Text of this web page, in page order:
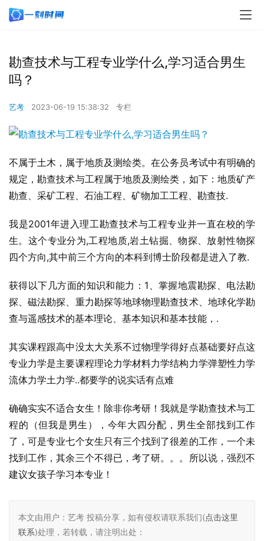
勘查技术与工程专业学什么,学习适合男生
吗？
艺考 2023-06-19 15:38:32 专栏
不属于土木，属于地质及测绘类。在公务员考试中有明确的
规定，勘查技术与工程属于地质及测绘类，如下：地质矿产
勘查、采矿工程、石油工程、矿物加工工程、勘查技.
我是2001年进入理工勘查技术与工程专业并一直在校的学
生。这个专业分为,工程地质,岩土钻掘、物探、放射性物探
四个方向,其中前三个方向的本科到博士阶段都是进入了教.
获得以下几方面的知识和能力：1、掌握地震勘探、电法勘
探、磁法勘探、重力勘探等地球物理勘查技术、地球化学勘
查与遥感技术的基本理论、基本知识和基本技能，.
其实课程跟高中没太大关系不过物理学得好点基础要好点这
专业力学是主要课程理论力学材料力学结构力学弹塑性力学
流体力学土力学..都要学的说实话有点难
确确实实不适合女生！除非你考研！我就是学勘查技术与工
程的（但我是男生），今年大四分配，男生全部找到工作
了，可是专业七个女生只有三个找到了很差的工作，一个未
找到工作，其余三个不得已，考了研。。。所以说，强烈不
建议女孩子学习本专业！
本文由用户：艺考 投稿分享，如有侵权请联系我们(点击这里
联系)处理，若转载，请注明出处：